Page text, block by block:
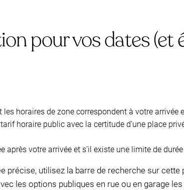
pour vos dates (et
horaires de zone correspondent à votre arrivée
horaire public avec la certitude d’une place
après votre arrivée et s’il existe une limite de
précise, utilisez la barre de recherche sur
les options publiques en rue ou en garage